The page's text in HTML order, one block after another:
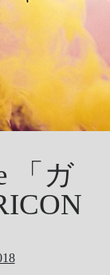
「ガ